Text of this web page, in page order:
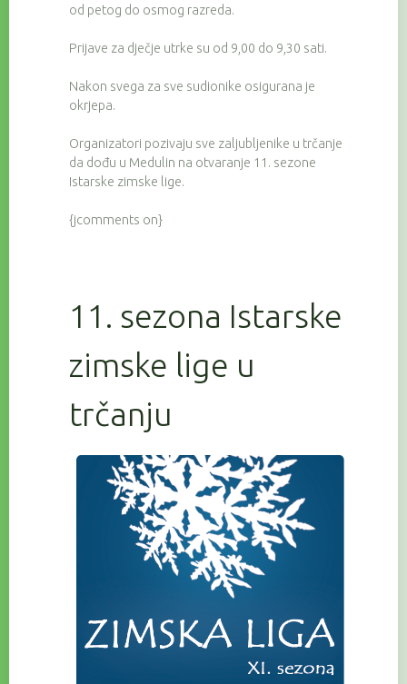
od petog do osmog razreda.
Prijave za dječje utrke su od 9,00 do 9,30 sati.
Nakon svega za sve sudionike osigurana je
okrjepa.
Organizatori pozivaju sve zaljubljenike u trčanje
da dođu u Medulin na otvaranje 11. sezone
Istarske zimske lige.
{jcomments on}
11. sezona Istarske
zimske lige u
trčanju